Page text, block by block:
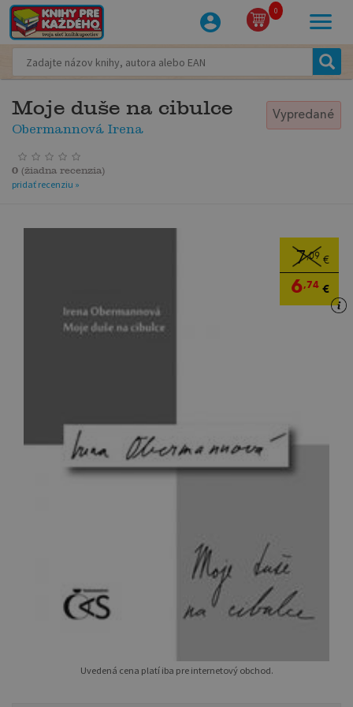
0
Moje duše na cibulce
Obermannová Irena
Vypredané
0 (žiadna recenzia)
pridať recenziu »
7,09 €
6,74 €
Uvedená cena platí iba pre internetový obchod.